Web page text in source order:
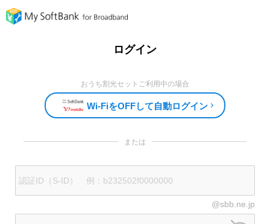
ログイン
おうち割光セットご利用中の場合
Wi-FiをOFFして自動ログイン
または
@sbb.ne.jp